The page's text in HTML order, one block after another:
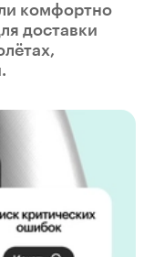
комфортно
доставки